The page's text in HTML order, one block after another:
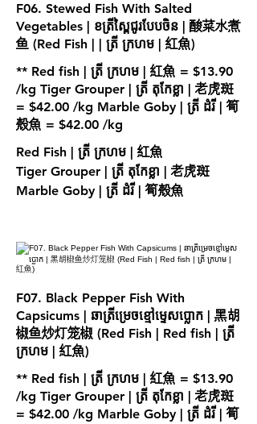
F06. Stewed Fish With Salted
Vegetables | ខត្រីស្ពៃជូរបែបចិន | 酸菜水煮
鱼 (Red Fish | | ត្រី ក្រហម | 紅魚)
** Red fish | ត្រី ក្រហម | 紅魚 = $13.90
/kg Tiger Grouper | ត្រី តុកែខ្លា | 老虎斑
= $42.00 /kg Marble Goby | ត្រី ដំរី | 筍
Red Fish | ត្រី ក្រហម | 紅魚
Tiger Grouper | ត្រី តុកែខ្លា | 老虎斑
Marble Goby | ត្រី ដំរី | 筍殼魚
F07. Black Pepper Fish With
Capsicums | ឆាត្រីម្រេចខ្មៅម្ទេសប្លោក | 黑胡
椒鱼炒灯笼椒 (Red Fish | Red fish | ត្រី
ក្រហម | 紅魚)
** Red fish | ត្រី ក្រហម | 紅魚 = $13.90
/kg Tiger Grouper | ត្រី តុកែខ្លា | 老虎斑
= $42.00 /kg Marble Goby | ត្រី ដំរី | 筍